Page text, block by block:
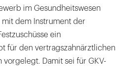
im Gesundheitswesen
dem Instrument der
ein
für den vertragszahnärztlichen
vorgelegt. Damit sei für GKV-